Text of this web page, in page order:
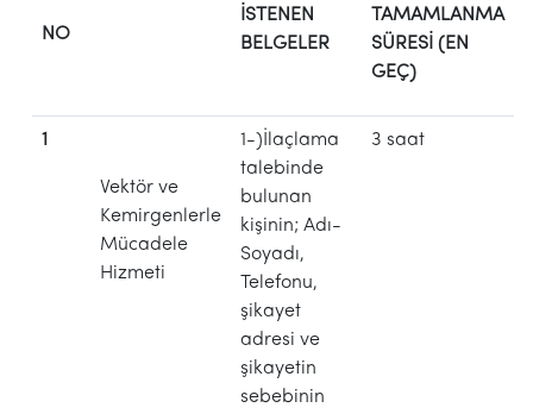
NO
İSTENEN
BELGELER
TAMAMLANMA
SÜRESİ (EN
GEÇ)
1
Vektör ve
Kemirgenlerle
Mücadele
Hizmeti
1-)İlaçlama
talebinde
bulunan
kişinin; Adı-
Soyadı,
Telefonu,
şikayet
adresi ve
şikayetin
sebebinin
3 saat